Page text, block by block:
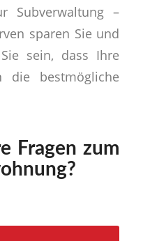
Subverwaltung –
sparen Sie und
sein, dass Ihre
die bestmögliche
Fragen zum